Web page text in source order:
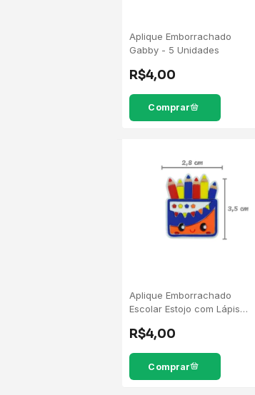
Aplique Emborrachado
Gabby - 5 Unidades
R$4,00
Aplique Emborrachado
Escolar Estojo com Lápis
R$4,00